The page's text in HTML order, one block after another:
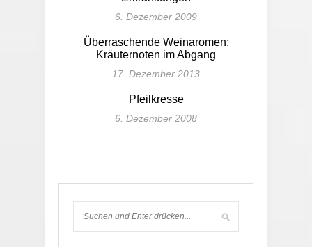
6. Dezember 2009
Überraschende Weinaromen:
Kräuternoten im Abgang
17. Dezember 2013
Pfeilkresse
6. Dezember 2008